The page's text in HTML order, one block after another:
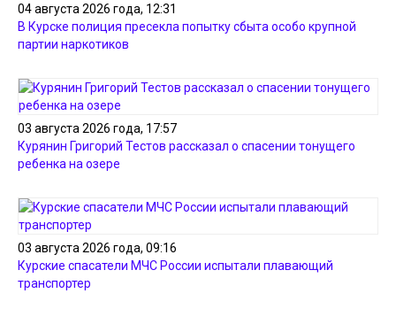
04 августа 2026 года, 12:31
В Курске полиция пресекла попытку сбыта особо крупной
партии наркотиков
03 августа 2026 года, 17:57
Курянин Григорий Тестов рассказал о спасении тонущего
ребенка на озере
03 августа 2026 года, 09:16
Курские спасатели МЧС России испытали плавающий
транспортер